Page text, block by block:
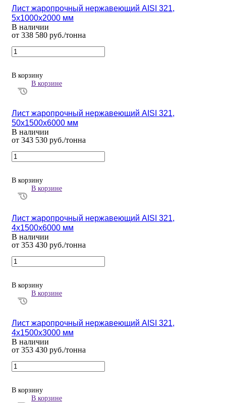
Лист жаропрочный нержавеющий AISI 321,
5х1000х2000 мм
В наличии
от 338 580 руб./тонна
В корзину
В корзине
Лист жаропрочный нержавеющий AISI 321,
50х1500х6000 мм
В наличии
от 343 530 руб./тонна
В корзину
В корзине
Лист жаропрочный нержавеющий AISI 321,
4х1500х6000 мм
В наличии
от 353 430 руб./тонна
В корзину
В корзине
Лист жаропрочный нержавеющий AISI 321,
4х1500х3000 мм
В наличии
от 353 430 руб./тонна
В корзину
В корзине